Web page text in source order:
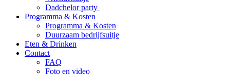
Dadchelor party
Programma & Kosten
Programma & Kosten
Duurzaam bedrijfsuitje
Eten & Drinken
Contact
FAQ
Foto en video